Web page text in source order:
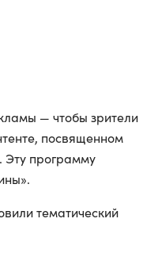
— чтобы зрители
посвященном
Эту программу
тематический